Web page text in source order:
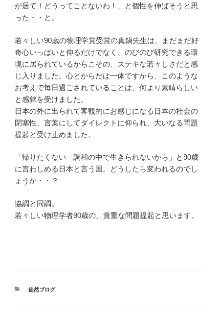
が居て！どうってことないわ！」と個性を伸ばそうと思
った・・と。
若々しい90歳の物理学賞受賞の真鍋先生は、まだまだ好
奇心いっぱいと仰るだけでなく、のびのび研究できる環
境に居られているからこその、ステキな若々しさだと感
じ入りました。心とからだは一体ですから、このような
お考えで毎日過ごされていることは、何より素晴らしい
と感銘を受けました。
日本の外に出られて客観的にお感じになる日本の社会の
閉塞性、言葉にしてダイレクトに仰られ、大いなる問題
提起と受け止めました。
「帰りたくない 調和の中で生きられないから」と90歳
に言わしめる日本と言う国。どうしたら変われるのでし
ょうか・・？
協調と同調。
若々しい物理学者90歳の、貴重な問題提起と思います。
カ
徒然ブログ